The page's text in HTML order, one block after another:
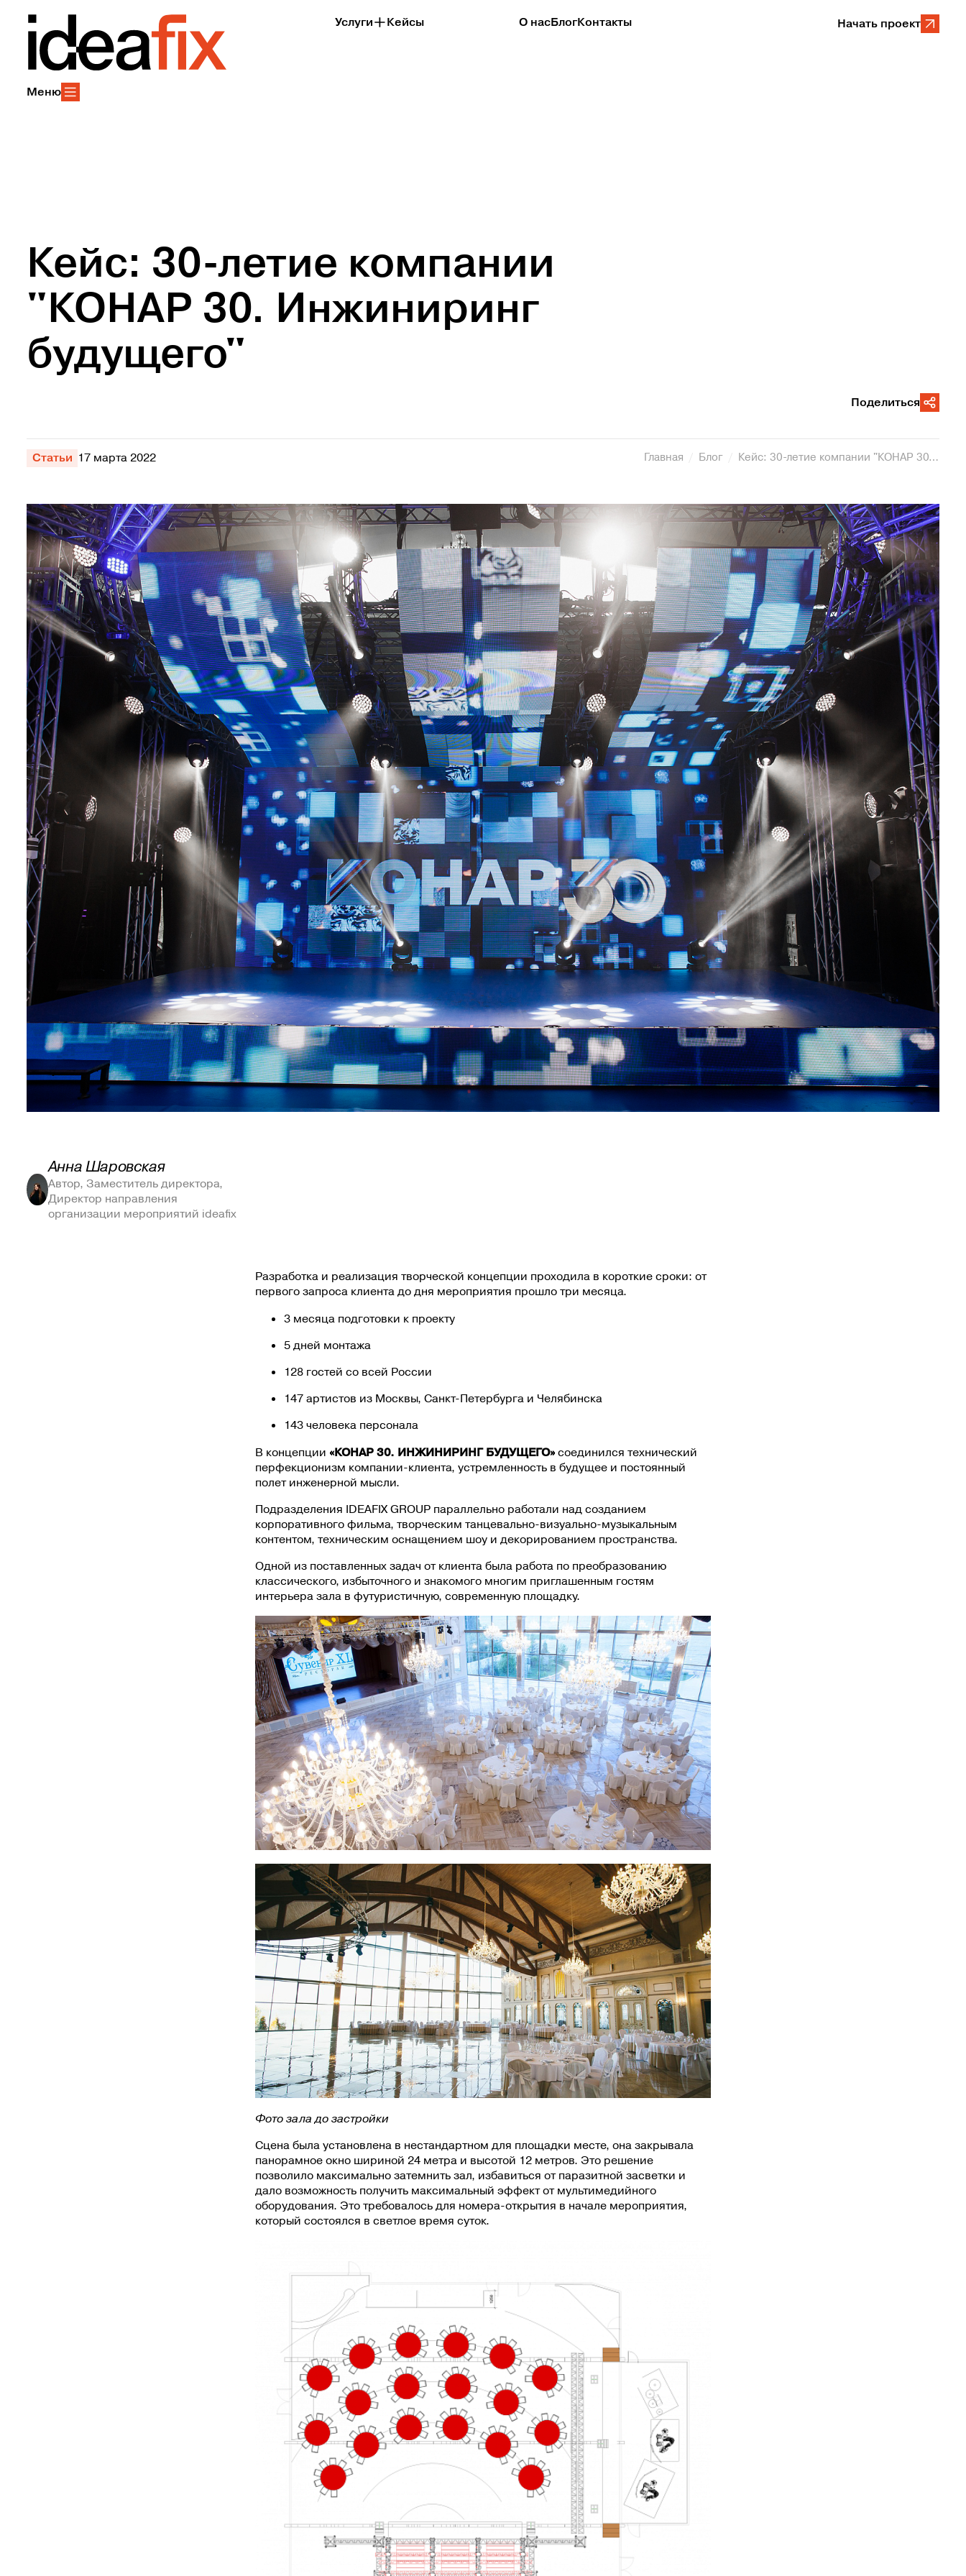
Услуги Кейсы О насБлогКонтакты Начать проект
Меню
Кейс: 30-летие компании
"КОНАР 30. Инжиниринг
будущего"
Поделиться
Статьи 17 марта 2022 Главная Блог Кейс: 30-летие компании "КОНАР 30. Инжиниринг будущего"
Анна Шаровская
Автор, Заместитель директора,
Директор направления
организации мероприятий ideafix
Разработка и реализация творческой концепции проходила в короткие сроки: от
первого запроса клиента до дня мероприятия прошло три месяца.
3 месяца подготовки к проекту
5 дней монтажа
128 гостей со всей России
147 артистов из Москвы, Санкт-Петербурга и Челябинска
143 человека персонала
В концепции «КОНАР 30. ИНЖИНИРИНГ БУДУЩЕГО»соединился технический
перфекционизм компании-клиента, устремленность в будущее и постоянный
полет инженерной мысли.
Подразделения IDEAFIX GROUP параллельно работали над созданием
корпоративного фильма, творческим танцевально-визуально-музыкальным
контентом, техническим оснащением шоу и декорированием пространства.
Одной из поставленных задач от клиента была работа по преобразованию
классического, избыточного и знакомого многим приглашенным гостям
интерьера зала в футуристичную, современную площадку.
Фото зала до застройки
Сцена была установлена в нестандартном для площадки месте, она закрывала
панорамное окно шириной 24 метра и высотой 12 метров. Это решение
позволило максимально затемнить зал, избавиться от паразитной засветки и
дало возможность получить максимальный эффект от мультимедийного
оборудования. Это требовалось для номера-открытия в начале мероприятия,
который состоялся в светлое время суток.